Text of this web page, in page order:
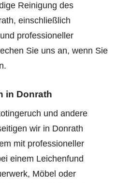
Reinigung des
einschließlich
professioneller
Sie uns an, wenn Sie
in Donrath
und andere
wir in Donrath
mit professioneller
einem Leichenfund
Möbel oder